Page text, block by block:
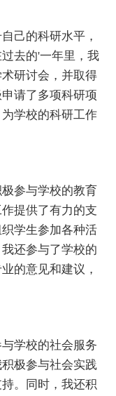
己的科研水平，
去的'一年里，我
研讨会，并取得
请了多项科研项
学校的科研工作
参与学校的教育
提供了有力的支
学生参加各种活
还参与了学校的
的意见和建议，
学校的社会服务
极参与社会实践
。同时，我还积